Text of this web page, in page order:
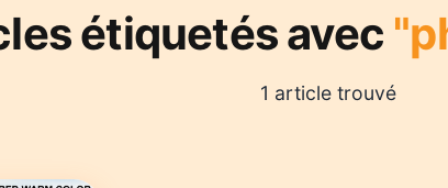
étiquetés avec
1 article trouvé